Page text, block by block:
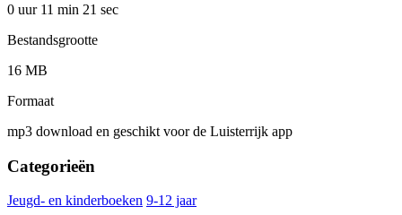
0 uur 11 min 21 sec
Bestandsgrootte
16 MB
Formaat
mp3 download en geschikt voor de Luisterrijk app
Categorieën
Jeugd- en kinderboeken 9-12 jaar